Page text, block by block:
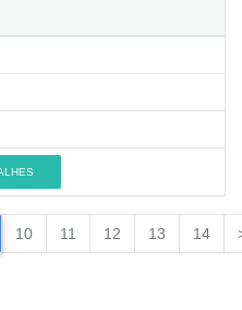
10 11 12 13 14